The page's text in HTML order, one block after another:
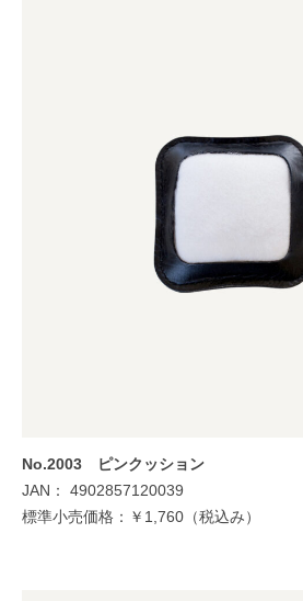
No.2003 ピンクッション
JAN： 4902857120039
標準小売価格：￥1,760（税込み）